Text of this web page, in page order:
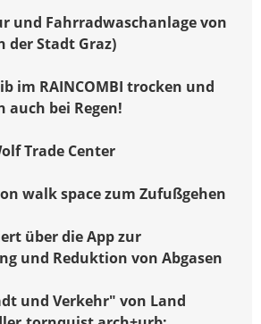
und Fahrradwaschanlage von
der Stadt Graz)
im RAINCOMBI trocken und
auch bei Regen!
Trade Center
walk space zum Zufußgehen
über die App zur
und Reduktion von Abgasen
und Verkehr" von Land